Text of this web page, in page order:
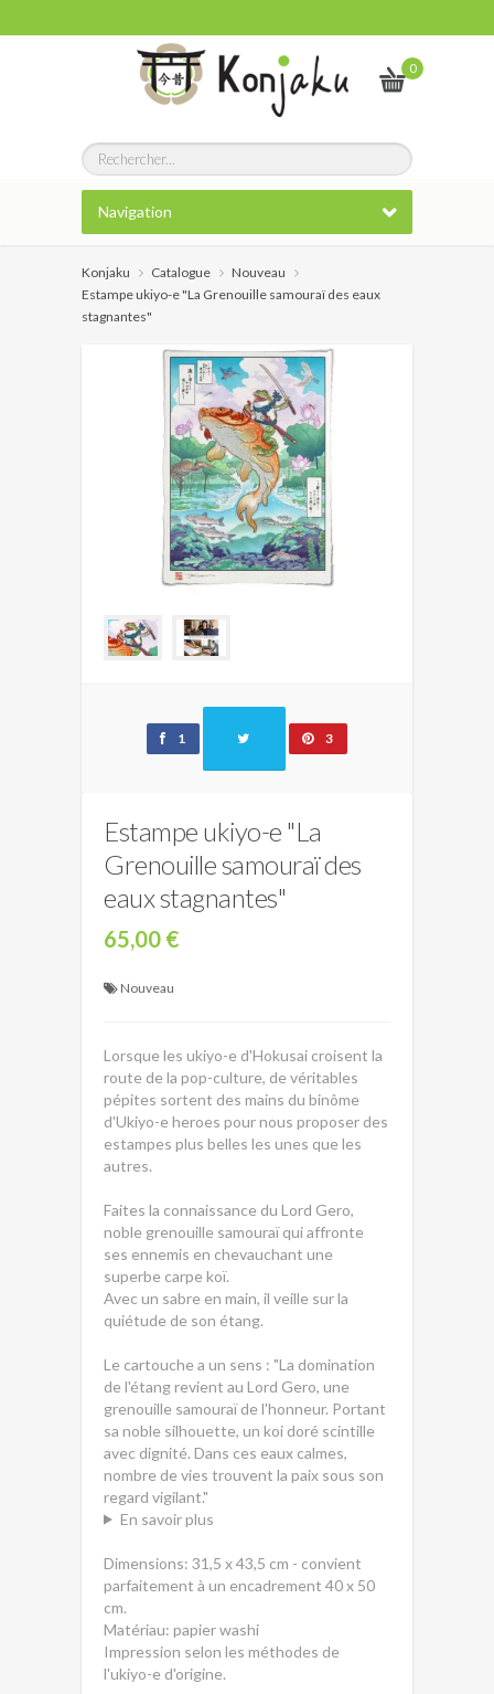
0
Navigation
Konjaku Catalogue
Nouveau
Estampe ukiyo-e "La Grenouille samouraï des eaux
stagnantes"
1 3
Estampe ukiyo-e "La
Grenouille samouraï des
eaux stagnantes"
65,00 €
Nouveau
Lorsque les ukiyo-e d'Hokusai croisent la
route de la pop-culture, de véritables
pépites sortent des mains du binôme
d'Ukiyo-e heroes pour nous proposer des
estampes plus belles les unes que les
autres.
Faites la connaissance du Lord Gero,
noble grenouille samouraï qui affronte
ses ennemis en chevauchant une
superbe carpe koï.
Avec un sabre en main, il veille sur la
quiétude de son étang.
Le cartouche a un sens : "La domination
de l'étang revient au Lord Gero, une
grenouille samouraï de l'honneur. Portant
sa noble silhouette, un koi doré scintille
avec dignité. Dans ces eaux calmes,
nombre de vies trouvent la paix sous son
regard vigilant."
En savoir plus
Dimensions: 31,5 x 43,5 cm - convient
parfaitement à un encadrement 40 x 50
cm.
Matériau: papier washi
Impression selon les méthodes de
l'ukiyo-e d'origine.